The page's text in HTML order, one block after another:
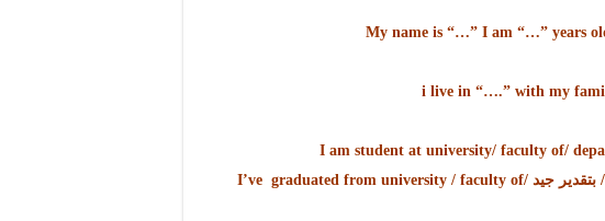
لقد تخرجت من جامعة/ كلية/ قسم/ عام/ بتقدير جيد I’ve graduated from university / faculty of/